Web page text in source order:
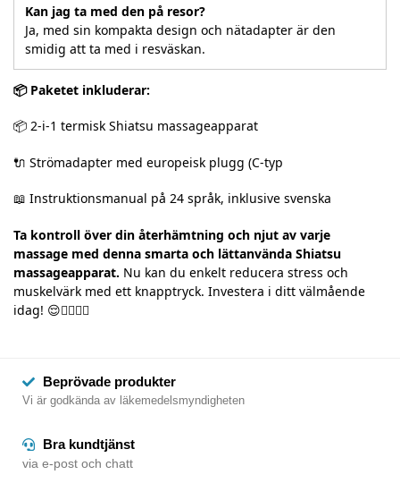
Kan jag ta med den på resor?
Ja, med sin kompakta design och nätadapter är den
smidig att ta med i resväskan.
📦 Paketet inkluderar:
📦 2-i-1 termisk Shiatsu massageapparat
🔌 Strömadapter med europeisk plugg (C-typ
📖 Instruktionsmanual på 24 språk, inklusive svenska
Ta kontroll över din återhämtning och njut av varje
massage med denna smarta och lättanvända Shiatsu
massageapparat. Nu kan du enkelt reducera stress och
muskelvärk med ett knapptryck. Investera i ditt välmående
idag! 😌💆‍♂️💆‍♀️
Beprövade produkter
Vi är godkända av läkemedelsmyndigheten
Bra kundtjänst
via e-post och chatt